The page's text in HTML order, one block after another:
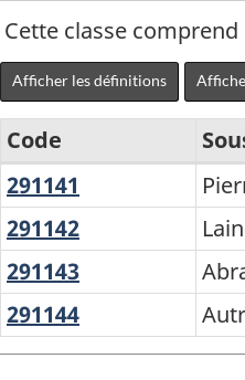
Cette classe
Afficher les définitions
Variante
du
SCPAN
Canada
2017
Code
291141
de
taille
291142
minérale
291143
et
substances
de
291144
produits